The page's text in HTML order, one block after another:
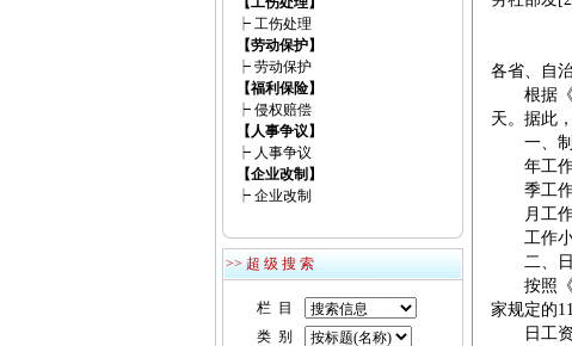
┝ 工伤处理
【劳动保护】
┝ 劳动保护
【福利保险】
┝ 侵权赔偿
【人事争议】
┝ 人事争议
【企业改制】
┝ 企业改制
>> 超 级 搜 索
栏 目
类 别
各省、自
根据《全
天。据此
一、制
年工作
季工作
月工作
工作小
二、日
按照《劳
家规定的
日工资